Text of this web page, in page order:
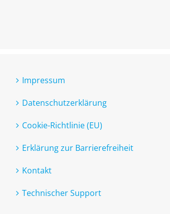
Impressum
Datenschutzerklärung
Cookie-Richtlinie (EU)
Erklärung zur Barrierefreiheit
Kontakt
Technischer Support